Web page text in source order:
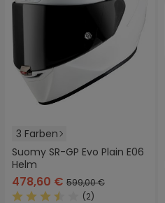
3 Farben
Suomy SR-GP Evo Plain E06
Helm
478,60 € 599,00 €
(2)